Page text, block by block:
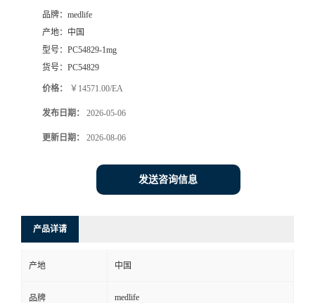
品牌： medlife
产地： 中国
型号： PC54829-1mg
货号： PC54829
价格： ￥14571.00/EA
发布日期： 2026-05-06
更新日期： 2026-08-06
发送咨询信息
产品详请
产地 中国
品牌 medlife